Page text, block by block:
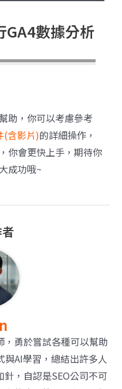
GA4數據分析
助，你可以考慮參考
(含影片)的詳細操作，
你會更快上手，期待你
成功哦~
，勇於嘗試各種可以幫助
與AI學習，總結出許多人
，自認是SEO公司不可